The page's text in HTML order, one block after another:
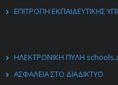
ΕΠΙΤΡΟΠΗ ΕΚΠΑΙΔΕΥΤΙΚΗΣ
ΗΛΕΚΤΡΟΝΙΚΗ ΠΥΛΗ
ΑΣΦΑΛΕΙΑ ΣΤΟ ΔΙΑΔΙΚΤΥΟ